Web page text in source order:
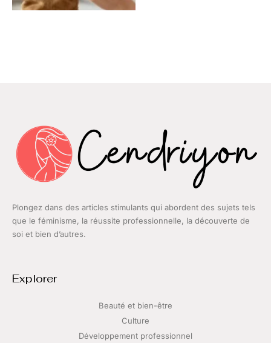
Plongez dans des articles stimulants qui abordent des sujets tels
que le féminisme, la réussite professionnelle, la découverte de
soi et bien d’autres.
Explorer
Beauté et bien-être
Culture
Développement professionnel